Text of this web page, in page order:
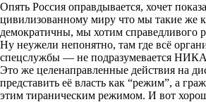
Опять Россия оправдывается, хочет
цивилизованному миру что мы такие же
демократичны, мы хотим справедливого
Ну неужели непонятно, там где всё
спецслужбы — не подразумевается
Это же целенаправленные действия на
представить её власть как “режим”, а
этим тираническим режимом. И вот